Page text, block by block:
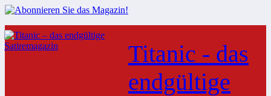
Zum
Inhalt
springen
Titanic - das
endgültige